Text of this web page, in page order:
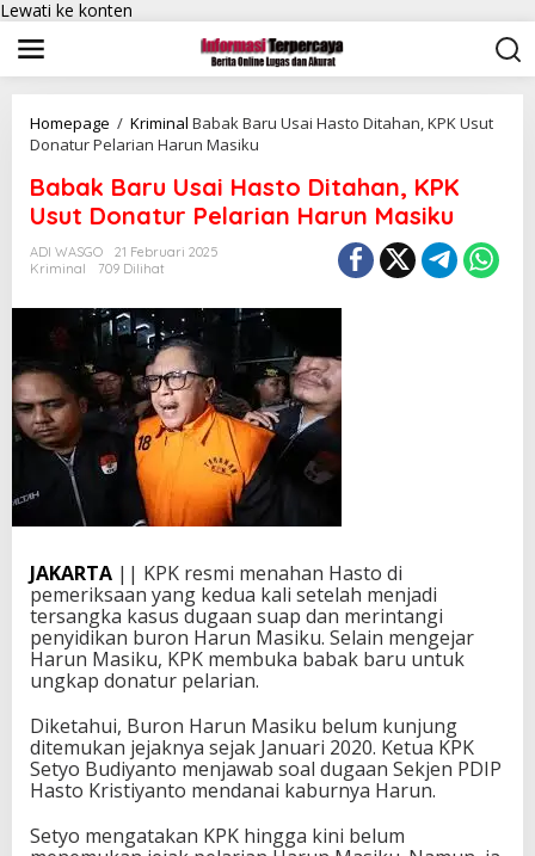
Lewati ke konten
Homepage / Kriminal Babak Baru Usai Hasto Ditahan, KPK Usut
Donatur Pelarian Harun Masiku
Babak Baru Usai Hasto Ditahan, KPK
Usut Donatur Pelarian Harun Masiku
ADI WASGO
21 Februari 2025
Kriminal
709 Dilihat
JAKARTA || KPK resmi menahan Hasto di
pemeriksaan yang kedua kali setelah menjadi
tersangka kasus dugaan suap dan merintangi
penyidikan buron Harun Masiku. Selain mengejar
Harun Masiku, KPK membuka babak baru untuk
ungkap donatur pelarian.
Diketahui, Buron Harun Masiku belum kunjung
ditemukan jejaknya sejak Januari 2020. Ketua KPK
Setyo Budiyanto menjawab soal dugaan Sekjen PDIP
Hasto Kristiyanto mendanai kaburnya Harun.
Setyo mengatakan KPK hingga kini belum